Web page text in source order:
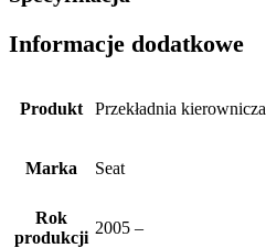
Informacje dodatkowe
Produkt Przekładnia kierownicza
Marka Seat
Rok
produkcji
2005 –